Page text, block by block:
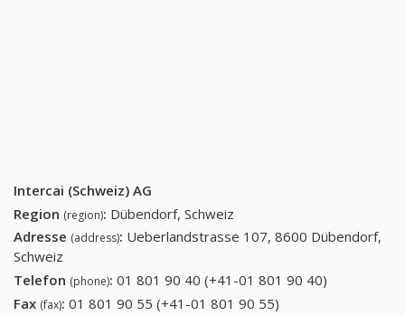
Intercai (Schweiz) AG
Region (region): Dübendorf, Schweiz
Adresse (address): Ueberlandstrasse 107, 8600 Dübendorf,
Schweiz
Telefon (phone): 01 801 90 40 (+41-01 801 90 40)
Fax (fax): 01 801 90 55 (+41-01 801 90 55)